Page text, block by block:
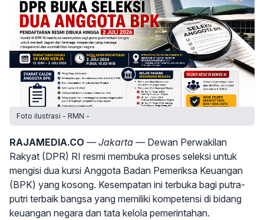
Foto ilustrasi - RMN -
RAJAMEDIA.CO — Jakarta —Dewan Perwakilan
Rakyat (DPR) RI resmi membuka proses seleksi untuk
mengisi dua kursi Anggota Badan Pemeriksa Keuangan
(BPK) yang kosong. Kesempatan ini terbuka bagi putra-
putri terbaik bangsa yang memiliki kompetensi di bidang
keuangan negara dan tata kelola pemerintahan.